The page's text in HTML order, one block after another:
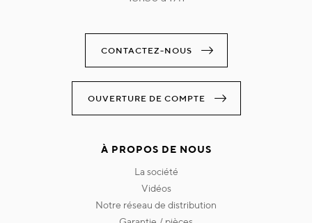
CONTACTEZ-NOUS
OUVERTURE DE COMPTE
À PROPOS DE NOUS
la société
vidéos
notre réseau de distribution